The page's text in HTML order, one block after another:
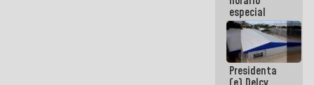
especial
para
adaptarse
al plan de
ahorro
energético
Presidenta